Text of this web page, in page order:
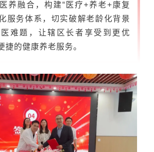
养融合，构建“医疗+养老+康复
服务体系，切实破解老龄化背景
难题，让辖区长者享受到更优
捷的健康养老服务。